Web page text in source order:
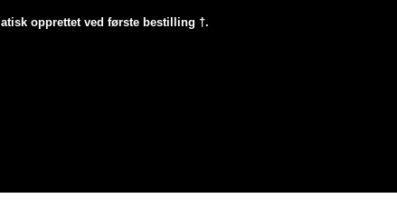
opprettet ved første bestilling †.